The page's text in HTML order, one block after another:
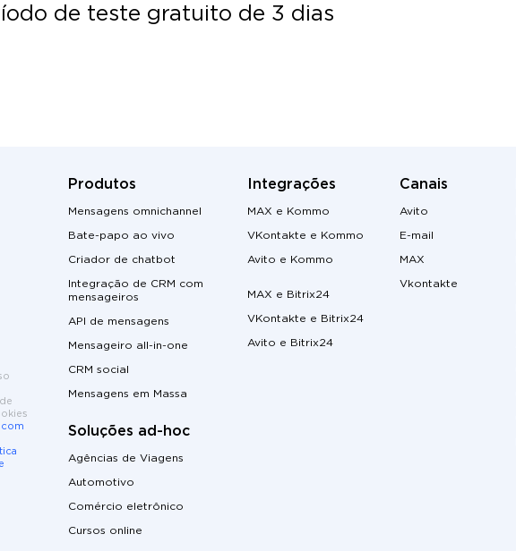
de teste gratuito de 3 dias
com
Produtos
Mensagens omnichannel
Bate-papo ao vivo
Criador de chatbot
Integração de CRM com
mensageiros
API de mensagens
Mensageiro all-in-one
CRM social
Mensagens em Massa
Soluções ad-hoc
Agências de Viagens
Automotivo
Comércio eletrônico
Cursos online
Integrações
MAX e Kommo
VKontakte e Kommo
Avito e Kommo
MAX e Bitrix24
VKontakte e Bitrix24
Avito e Bitrix24
Canais
Avito
E-mail
MAX
Vkontakte